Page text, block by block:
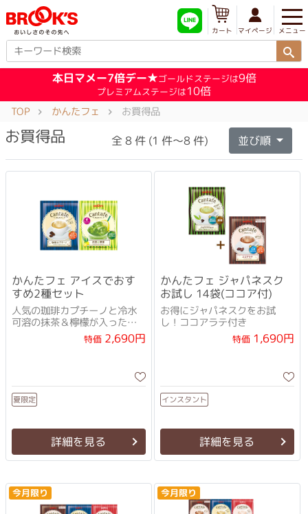
メニュー
マイページ
カート
本日マメー7倍デー★ゴールドステージは9倍
プレミアムステージは10倍
TOP かんたフェ お買得品
お買得品 全 8 件 (1 件～8 件) 並び順
かんたフェ アイスでおす
すめ2種セット
人気の珈琲カプチーノと冷水
可溶の抹茶＆檸檬が入った充
実のお買得セット。
特価2,690円
夏限定
詳細を見る
かんたフェ ジャパネスク
お試し 14袋(ココア付)
お得にジャパネスクをお試
し！ココアラテ付き
特価1,690円
インスタント
詳細を見る
今月限り 今月限り